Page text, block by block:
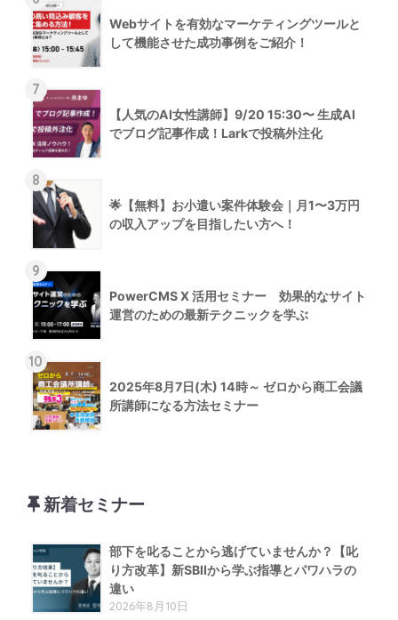
Webサイトを有効なマーケティングツールと
して機能させた成功事例をご紹介！
7
【人気のAI女性講師】9/20 15:30〜 生成AI
でブログ記事作成！Larkで投稿外注化
8
🌟【無料】お小遣い案件体験会｜月1〜3万円
の収入アップを目指したい方へ！
9
PowerCMS X 活用セミナー 効果的なサイト
運営のための最新テクニックを学ぶ
10
2025年8月7日(木) 14時～ ゼロから商工会議
所講師になる方法セミナー
新着セミナー
部下を叱ることから逃げていませんか？【叱
り方改革】新SBIIから学ぶ指導とパワハラの
違い
2026年8月10日